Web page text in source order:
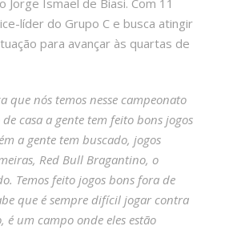
líder do Grupo C e busca atingir
para avançar às quartas de
que nós temos nesse campeonato
casa a gente tem feito bons jogos
a gente tem buscado, jogos
Red Bull Bragantino, o
Temos feito jogos bons fora de
que é sempre difícil jogar contra
é um campo onde eles estão